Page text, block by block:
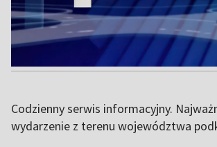
Codzienny serwis informacyjny.
wydarzenie z terenu województwa